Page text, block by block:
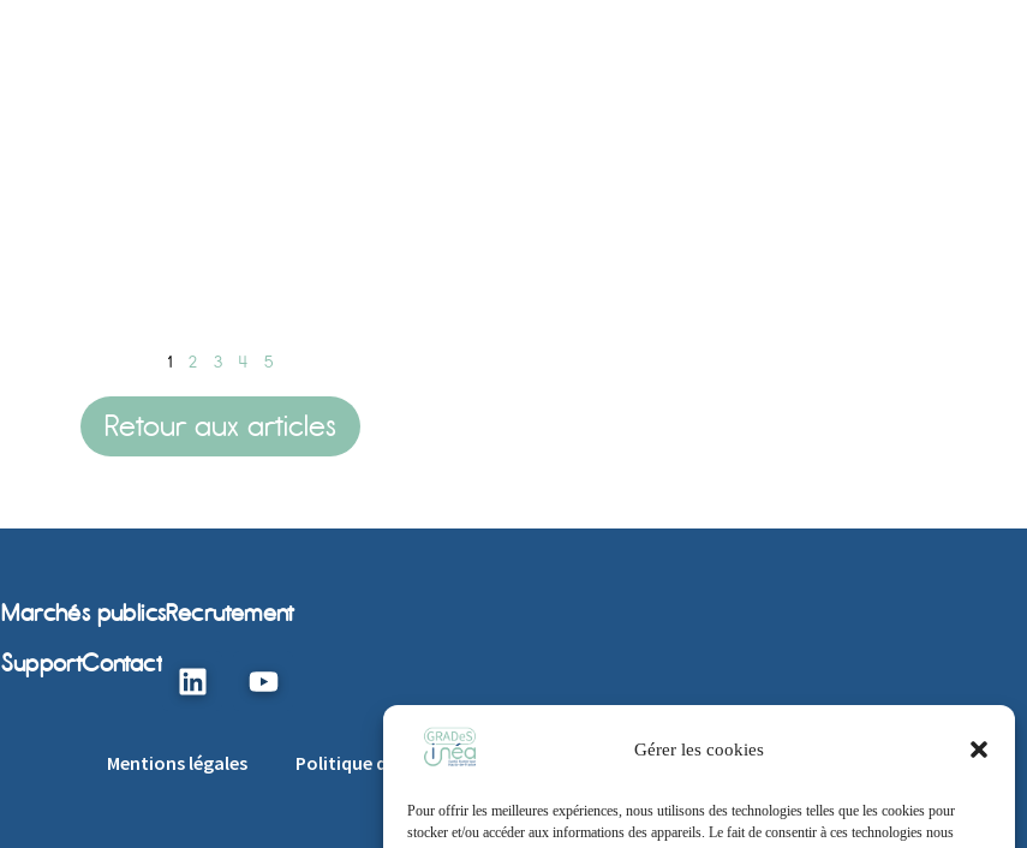
Gérer les cookies
Pour offrir les meilleures expériences, nous utilisons des technologies telles que les cookies pour
stocker et/ou accéder aux informations des appareils. Le fait de consentir à ces technologies nous
1 2 3 4 5
Retour aux articles
Marchés publicsRecrutement
SupportContact
Mentions légales Politique de cookie